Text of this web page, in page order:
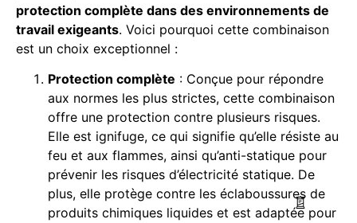
protection complète dans des environnements de
travail exigeants. Voici pourquoi cette combinaison
est un choix exceptionnel :
Protection complète : Conçue pour répondre
aux normes les plus strictes, cette combinaison
offre une protection contre plusieurs risques.
Elle est ignifuge, ce qui signifie qu’elle résiste au
feu et aux flammes, ainsi qu’anti-statique pour
prévenir les risques d’électricité statique. De
plus, elle protège contre les éclaboussures de
produits chimiques liquides et est adaptée pour